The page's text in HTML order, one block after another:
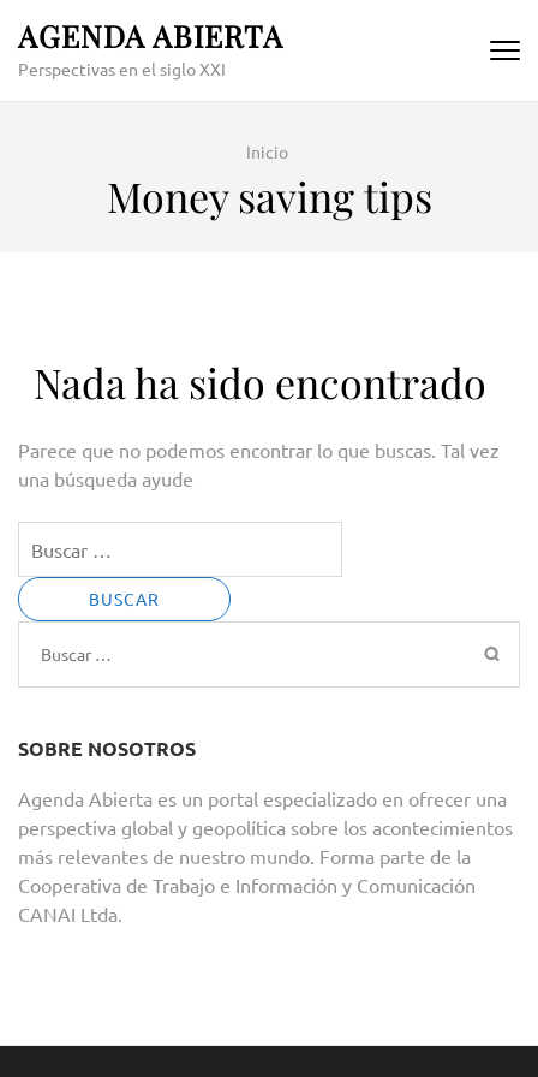
content
AGENDA ABIERTA
Perspectivas en el siglo XXI
Inicio
Money saving tips
Nada ha sido encontrado
Parece que no podemos encontrar lo que buscas. Tal vez
una búsqueda ayude
Buscar:
SOBRE NOSOTROS
Agenda Abierta es un portal especializado en ofrecer una
perspectiva global y geopolítica sobre los acontecimientos
más relevantes de nuestro mundo. Forma parte de la
Cooperativa de Trabajo e Información y Comunicación
CANAI Ltda.